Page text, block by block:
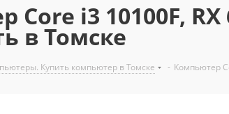
i3 10100F, RX
в Томске
Купить компьютер в Томске - Компьютер